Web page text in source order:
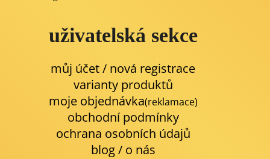
uživatelská sekce
můj účet / nová registrace
varianty produktů
moje objednávka(reklamace)
obchodní podmínky
ochrana osobních údajů
blog/ o nás